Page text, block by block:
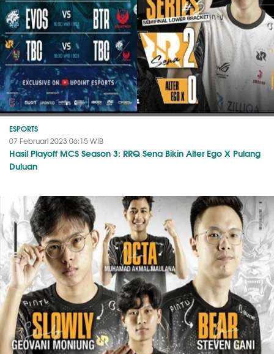
ESPORTS
07 Februari 2023 06:15 WIB
Hasil Playoff MCS Season 3: RRQ Sena Bikin Alter Ego X Pulang
Duluan